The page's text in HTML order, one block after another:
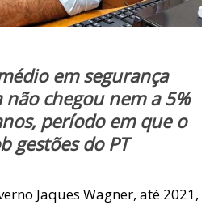
em segurança
chegou nem a 5%
período em que o
gestões do PT
Jaques Wagner, até 2021,